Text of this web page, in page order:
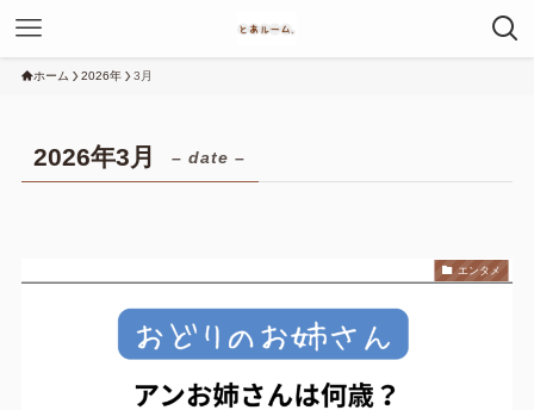
ホーム 2026年 3月
2026年3月 – date –
エンタメ